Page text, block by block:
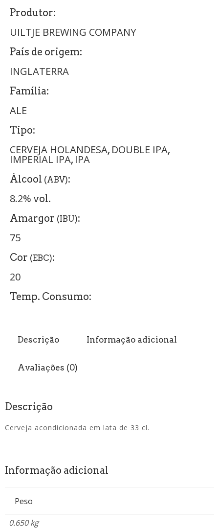
Produtor:
UILTJE BREWING COMPANY
País de origem:
INGLATERRA
Família:
ALE
Tipo:
CERVEJA HOLANDESA, DOUBLE IPA,
IMPERIAL IPA, IPA
Álcool (ABV):
8.2% vol.
Amargor (IBU):
75
Cor (EBC):
20
Temp. Consumo:
Descrição Informação adicional
Avaliações (0)
Descrição
Cerveja acondicionada em lata de 33 cl.
Informação adicional
Peso
0.650 kg